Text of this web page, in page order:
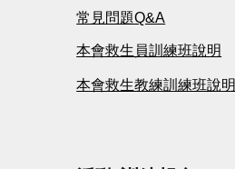
常見問題Q&A
本會救生員訓練班說明
本會救生教練訓練班說明